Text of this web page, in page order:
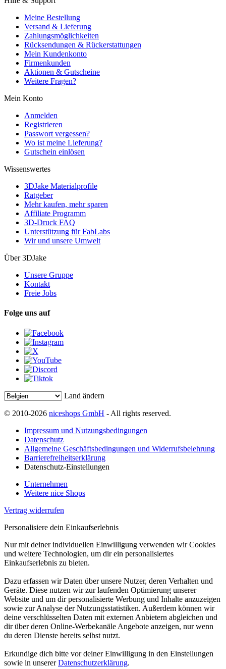
Meine Bestellung
Versand & Lieferung
Zahlungsmöglichkeiten
Rücksendungen & Rückerstattungen
Mein Kundenkonto
Firmenkunden
Aktionen & Gutscheine
Weitere Fragen?
Mein Konto
Anmelden
Registrieren
Passwort vergessen?
Wo ist meine Lieferung?
Gutschein einlösen
Wissenswertes
3DJake Materialprofile
Ratgeber
Mehr kaufen, mehr sparen
Affiliate Programm
3D-Druck FAQ
Unterstützung für FabLabs
Wir und unsere Umwelt
Über 3DJake
Unsere Gruppe
Kontakt
Freie Jobs
Folge uns auf
Land ändern
© 2010-2026 niceshops GmbH - All rights reserved.
Impressum und Nutzungsbedingungen
Datenschutz
Allgemeine Geschäftsbedingungen und Widerrufsbelehrung
Barrierefreiheitserklärung
Datenschutz-Einstellungen
Unternehmen
Weitere nice Shops
Vertrag widerrufen
Personalisiere dein Einkaufserlebnis
Nur mit deiner individuellen Einwilligung verwenden wir Cookies
und weitere Technologien, um dir ein personalisiertes
Einkaufserlebnis zu bieten.
Dazu erfassen wir Daten über unsere Nutzer, deren Verhalten und
Geräte. Diese nutzen wir zur laufenden Optimierung unserer
Website und um dir personalisierte Werbung und Inhalte anzuzeigen
sowie zur Analyse der Nutzungsstatistiken. Außerdem können wir
deine verschlüsselten Daten mit externen Anbietern abgleichen und
dir über deren Online-Werbekanäle Angebote anzeigen, nur wenn
du deren Dienste bereits selbst nutzt.
Erkundige dich bitte vor deiner Einwilligung in den Einstellungen
sowie in unsererDatenschutzerklärung.